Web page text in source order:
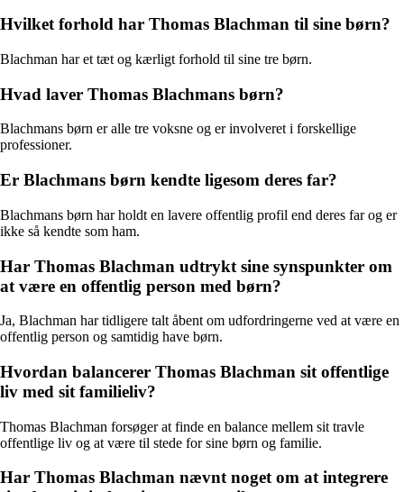
Hvilket forhold har Thomas Blachman til sine børn?
Blachman har et tæt og kærligt forhold til sine tre børn.
Hvad laver Thomas Blachmans børn?
Blachmans børn er alle tre voksne og er involveret i forskellige
professioner.
Er Blachmans børn kendte ligesom deres far?
Blachmans børn har holdt en lavere offentlig profil end deres far og er
ikke så kendte som ham.
Har Thomas Blachman udtrykt sine synspunkter om
at være en offentlig person med børn?
Ja, Blachman har tidligere talt åbent om udfordringerne ved at være en
offentlig person og samtidig have børn.
Hvordan balancerer Thomas Blachman sit offentlige
liv med sit familieliv?
Thomas Blachman forsøger at finde en balance mellem sit travle
offentlige liv og at være til stede for sine børn og familie.
Har Thomas Blachman nævnt noget om at integrere